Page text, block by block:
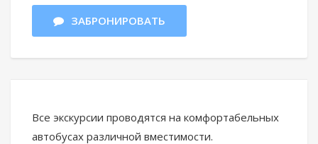
ЗАБРОНИРОВАТЬ
Все экскурсии проводятся на комфортабельных
автобусах различной вместимости.